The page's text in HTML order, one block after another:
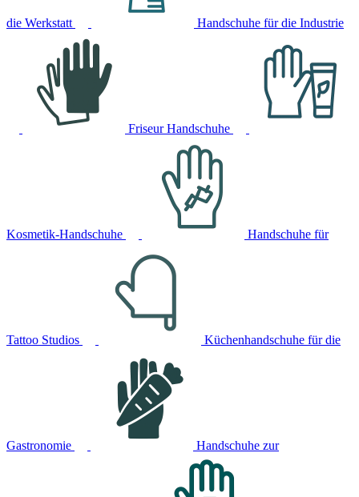
die Werkstatt Handschuhe für die Industrie
Friseur Handschuhe
Kosmetik-Handschuhe Handschuhe für
Tattoo Studios Küchenhandschuhe für die
Gastronomie Handschuhe zur